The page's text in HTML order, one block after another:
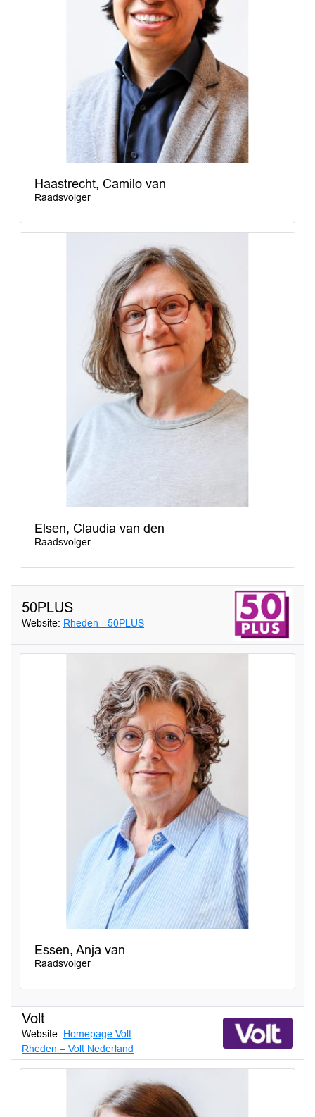
Haastrecht, Camilo van
Raadsvolger
Elsen, Claudia van den
Raadsvolger
50PLUS
Website: Rheden - 50PLUS
Essen, Anja van
Raadsvolger
Volt
Website: Homepage Volt
Rheden – Volt Nederland